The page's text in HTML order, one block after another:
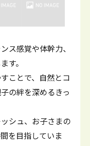
ス感覚や体幹力、
す。
ことで、自然とコ
の絆を深めるきっ
シュ、お子さまの
を目指していま